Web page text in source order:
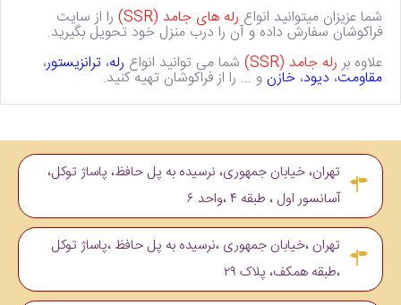
شما عزیزان میتوانید انواع رله های جامد (SSR) را از سایت
فراکوشان سفارش داده و آن را درب منزل خود تحویل بگیرید.
علاوه بر رله جامد (SSR) شما می توانید انواع رله، ترانزیستور،
مقاومت،دیود، خازن و ... را از فراکوشان تهیه کنید.
تهران، خیابان جمهوری، نرسیده به پل حافظ، پاساژ توکل،
آسانسور اول ، طبقه ۴ ،واحد ۶
تهران ،خیابان جمهوری ،نرسیده به پل حافظ ،پاساژ توکل
،طبقه همکف، پلاک ۲۹